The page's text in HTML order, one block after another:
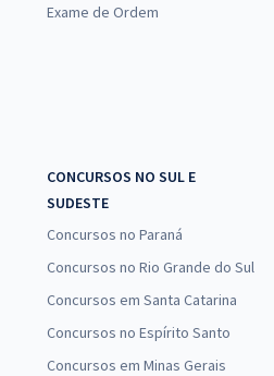
Exame de Ordem
CONCURSOS NO SUL E
SUDESTE
Concursos no Paraná
Concursos no Rio Grande do Sul
Concursos em Santa Catarina
Concursos no Espírito Santo
Concursos em Minas Gerais